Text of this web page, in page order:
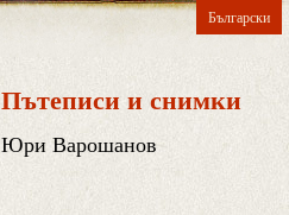
Български
Пътеписи и снимки
Юри Варошанов